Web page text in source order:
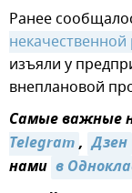
Ранее
изъяли у
внеплановой
Самые важные
Telegram, Дзен
нами в